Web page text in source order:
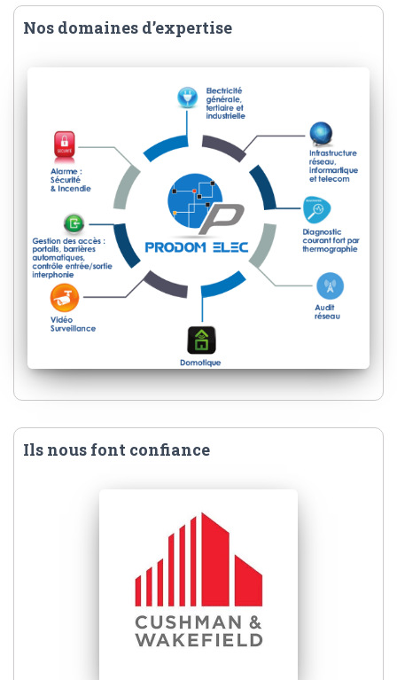
Nos domaines d’expertise
Ils nous font confiance